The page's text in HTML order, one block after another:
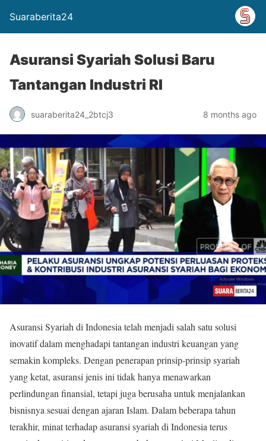
Suaraberita24
Asuransi Syariah Solusi Baru
Tantangan Industri RI
suaraberita24_2btcj3 8 months ago
Asuransi Syariah di Indonesia telah menjadi salah satu solusi
inovatif dalam menghadapi tantangan industri keuangan yang
semakin kompleks. Dengan penerapan prinsip-prinsip syariah
yang ketat, asuransi jenis ini tidak hanya menawarkan
perlindungan finansial, tetapi juga berusaha untuk menjalankan
bisnisnya sesuai dengan ajaran Islam. Dalam beberapa tahun
terakhir, minat terhadap asuransi syariah di Indonesia terus